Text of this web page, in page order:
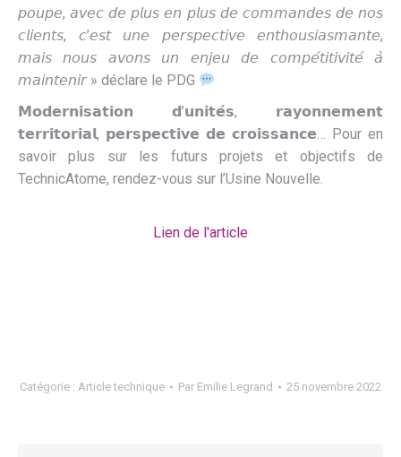
𝘱𝘰𝘶𝘱𝘦, 𝘢𝘷𝘦𝘤 𝘥𝘦 𝘱𝘭𝘶𝘴 𝘦𝘯 𝘱𝘭𝘶𝘴 𝘥𝘦 𝘤𝘰𝘮𝘮𝘢𝘯𝘥𝘦𝘴 𝘥𝘦 𝘯𝘰𝘴
𝘤𝘭𝘪𝘦𝘯𝘵𝘴, 𝘤’𝘦𝘴𝘵 𝘶𝘯𝘦 𝘱𝘦𝘳𝘴𝘱𝘦𝘤𝘵𝘪𝘷𝘦 𝘦𝘯𝘵𝘩𝘰𝘶𝘴𝘪𝘢𝘴𝘮𝘢𝘯𝘵𝘦,
𝘮𝘢𝘪𝘴 𝘯𝘰𝘶𝘴 𝘢𝘷𝘰𝘯𝘴 𝘶𝘯 𝘦𝘯𝘫𝘦𝘶 𝘥𝘦 𝘤𝘰𝘮𝘱𝘦́𝘵𝘪𝘵𝘪𝘷𝘪𝘵𝘦́ 𝘢̀
𝘮𝘢𝘪𝘯𝘵𝘦𝘯𝘪𝘳 » déclare le PDG
𝗠𝗼𝗱𝗲𝗿𝗻𝗶𝘀𝗮𝘁𝗶𝗼𝗻 𝗱’𝘂𝗻𝗶𝘁𝗲́𝘀, 𝗿𝗮𝘆𝗼𝗻𝗻𝗲𝗺𝗲𝗻𝘁
𝘁𝗲𝗿𝗿𝗶𝘁𝗼𝗿𝗶𝗮𝗹, 𝗽𝗲𝗿𝘀𝗽𝗲𝗰𝘁𝗶𝘃𝗲 𝗱𝗲 𝗰𝗿𝗼𝗶𝘀𝘀𝗮𝗻𝗰𝗲… Pour en
savoir plus sur les futurs projets et objectifs de
TechnicAtome, rendez-vous sur l’Usine Nouvelle.
Lien de l'article
Catégorie : Article technique Par Emilie Legrand 25 novembre 2022